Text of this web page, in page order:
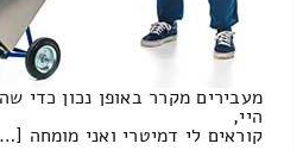
מעבירים מקרר באופן נכון כדי
היי,
קוראים לי דמיטרי ואני מומחה